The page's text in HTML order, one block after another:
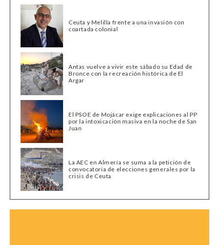
Ceuta y Melilla frente a una invasión con
coartada colonial
Antas vuelve a vivir este sábado su Edad de
Bronce con la recreación histórica de El
Argar
El PSOE de Mojácar exige explicaciones al PP
por la intoxicación masiva en la noche de San
Juan
La AEC en Almería se suma a la petición de
convocatoria de elecciones generales por la
crisis de Ceuta